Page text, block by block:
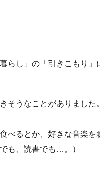
らし」の「引きこもり」
そうなことがありました。
べるとか、好きな音楽を
も、読書でも…。）